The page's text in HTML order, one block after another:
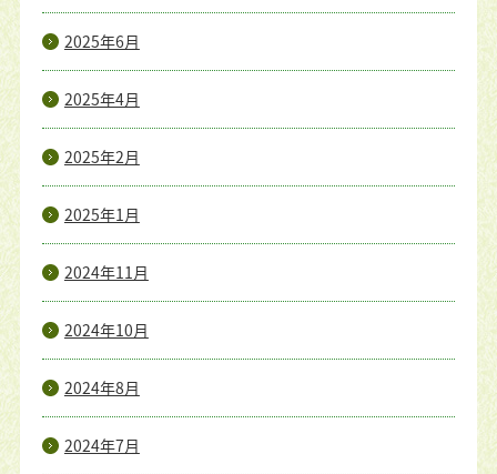
2025年6月
2025年4月
2025年2月
2025年1月
2024年11月
2024年10月
2024年8月
2024年7月